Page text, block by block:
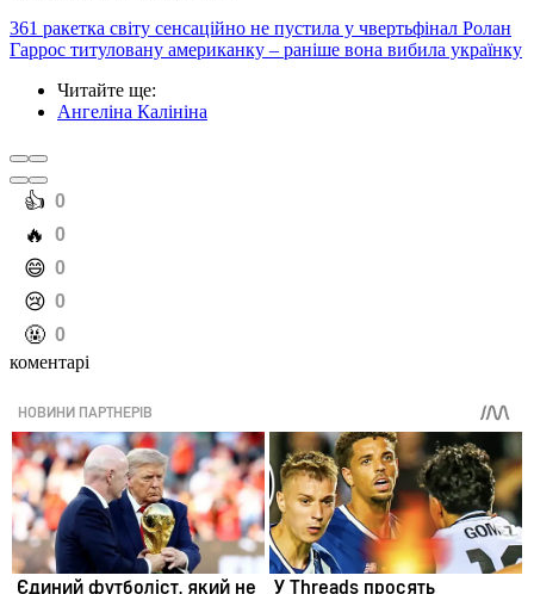
361 ракетка світу сенсаційно не пустила у чвертьфінал Ролан
Гаррос титуловану американку – раніше вона вибила українку
Читайте ще:
Ангеліна Калініна
️👍 0
️🔥 0
️😄 0
️😢 0
️🤬 0
коментарі